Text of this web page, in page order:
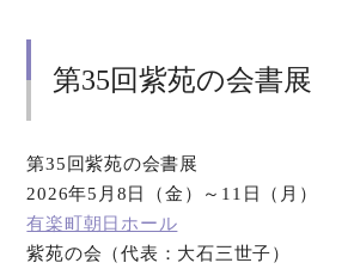
第35回紫苑の会書展
第35回紫苑の会書展
2026年5月8日（金）～11日（月）
有楽町朝日ホール
紫苑の会（代表：大石三世子）
関連書道展
デジタルアーカイブ
オンラインショップ